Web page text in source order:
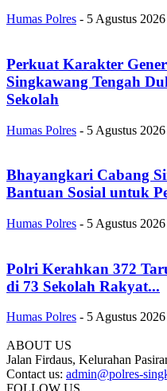
Humas Polres - 5 Agustus 2026
Perkuat Karakter
Singkawang Tengah
Sekolah
Humas Polres - 5 Agustus 2026
Bhayangkari Cabang
Bantuan Sosial untuk
Humas Polres - 5 Agustus 2026
Polri Kerahkan 372
di 73 Sekolah Rakyat...
Humas Polres - 5 Agustus 2026
ABOUT US
Jalan Firdaus, Kelurahan
Contact us: admin@polres-